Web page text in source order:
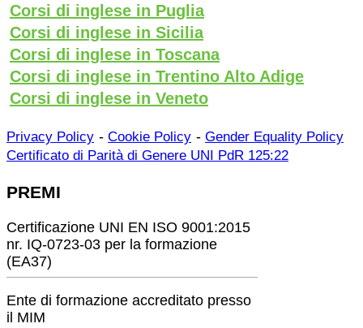
Corsi di inglese in Puglia
Corsi di inglese in Sicilia
Corsi di inglese in Toscana
Corsi di inglese in Trentino Alto Adige
Corsi di inglese in Veneto
Privacy Policy - Cookie Policy - Gender Equality Policy
Certificato di Parità di Genere UNI PdR 125:22
PREMI
Certificazione UNI EN ISO 9001:2015
nr. IQ-0723-03 per la formazione
(EA37)
Ente di formazione accreditato presso
il MIM